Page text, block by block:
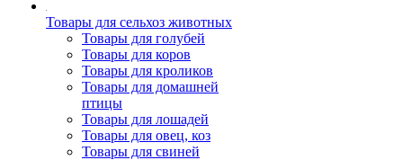
Товары для сельхоз животных
Товары для голубей
Товары для коров
Товары для кроликов
Товары для домашней
птицы
Товары для лошадей
Товары для овец, коз
Товары для свиней